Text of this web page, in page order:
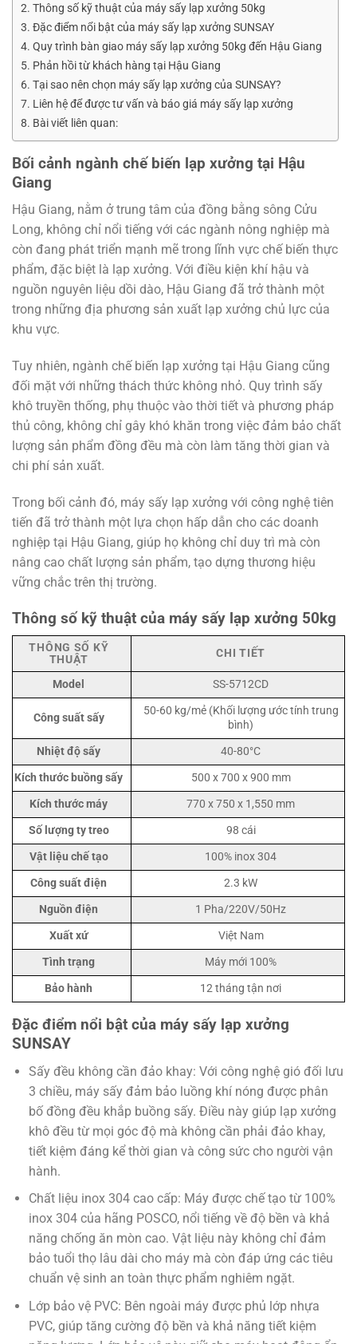
Thông số kỹ thuật của máy sấy lạp xưởng 50kg
Đặc điểm nổi bật của máy sấy lạp xưởng SUNSAY
Quy trình bàn giao máy sấy lạp xưởng 50kg đến Hậu Giang
Phản hồi từ khách hàng tại Hậu Giang
Tại sao nên chọn máy sấy lạp xưởng của SUNSAY?
Liên hệ để được tư vấn và báo giá máy sấy lạp xưởng
Bài viết liên quan:
Bối cảnh ngành chế biến lạp xưởng tại Hậu
Giang
Hậu Giang, nằm ở trung tâm của đồng bằng sông Cửu
Long, không chỉ nổi tiếng với các ngành nông nghiệp mà
còn đang phát triển mạnh mẽ trong lĩnh vực chế biến thực
phẩm, đặc biệt là lạp xưởng. Với điều kiện khí hậu và
nguồn nguyên liệu dồi dào, Hậu Giang đã trở thành một
trong những địa phương sản xuất lạp xưởng chủ lực của
khu vực.
Tuy nhiên, ngành chế biến lạp xưởng tại Hậu Giang cũng
đối mặt với những thách thức không nhỏ. Quy trình sấy
khô truyền thống, phụ thuộc vào thời tiết và phương pháp
thủ công, không chỉ gây khó khăn trong việc đảm bảo chất
lượng sản phẩm đồng đều mà còn làm tăng thời gian và
chi phí sản xuất.
Trong bối cảnh đó, máy sấy lạp xưởng với công nghệ tiên
tiến đã trở thành một lựa chọn hấp dẫn cho các doanh
nghiệp tại Hậu Giang, giúp họ không chỉ duy trì mà còn
nâng cao chất lượng sản phẩm, tạo dựng thương hiệu
vững chắc trên thị trường.
Thông số kỹ thuật của máy sấy lạp xưởng 50kg
THÔNG SỐ KỸ
THUẬT
CHI TIẾT
Model SS-5712CD
Công suất sấy
50-60 kg/mẻ (Khối lượng ước tính trung
bình)
Nhiệt độ sấy
40-80°C
Kích thước buồng sấy
500 x 700 x 900 mm
Kích thước máy
770 x 750 x 1,550 mm
Số lượng ty treo
98 cái
Vật liệu chế tạo
100% inox 304
Công suất điện
2.3 kW
Nguồn điện
1 Pha/220V/50Hz
Xuất xứ
Việt Nam
Tình trạng
Máy mới 100%
Bảo hành
12 tháng tận nơi
Đặc điểm nổi bật của máy sấy lạp xưởng
SUNSAY
Sấy đều không cần đảo khay: Với công nghệ gió đối lưu
3 chiều, máy sấy đảm bảo luồng khí nóng được phân
bố đồng đều khắp buồng sấy. Điều này giúp lạp xưởng
khô đều từ mọi góc độ mà không cần phải đảo khay,
tiết kiệm đáng kể thời gian và công sức cho người vận
hành.
Chất liệu inox 304 cao cấp: Máy được chế tạo từ 100%
inox 304 của hãng POSCO, nổi tiếng về độ bền và khả
năng chống ăn mòn cao. Vật liệu này không chỉ đảm
bảo tuổi thọ lâu dài cho máy mà còn đáp ứng các tiêu
chuẩn vệ sinh an toàn thực phẩm nghiêm ngặt.
Lớp bảo vệ PVC: Bên ngoài máy được phủ lớp nhựa
PVC, giúp tăng cường độ bền và khả năng tiết kiệm